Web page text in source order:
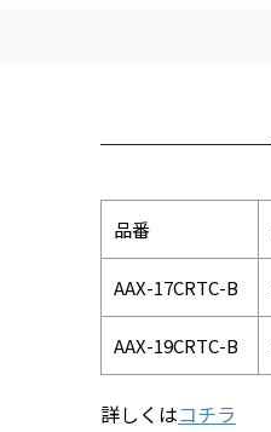
品番
AAX-17CRTC-B
AAX-19CRTC-B
詳しくはコチラ